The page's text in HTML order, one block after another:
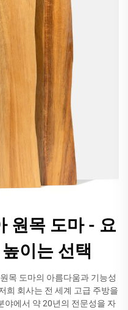
원목 도마 - 요
이는 선택
목 도마의 아름다움과 기능성
희 회사는 전 세계 고급 주방을
야에서 약 20년의 전문성을 자